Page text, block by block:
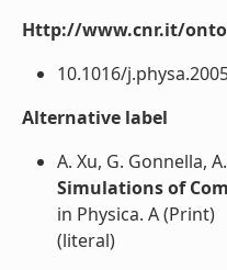
Http://www.cnr.it/
10.1016/
Alternative label
A. Xu, G. Gonnella,
Simulations of
in Physica. A (Print)
(literal)